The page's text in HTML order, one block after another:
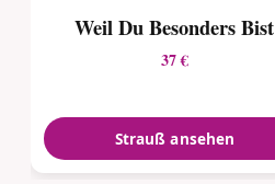
Weil Du Besonders Bist
37 €
Strauß ansehen